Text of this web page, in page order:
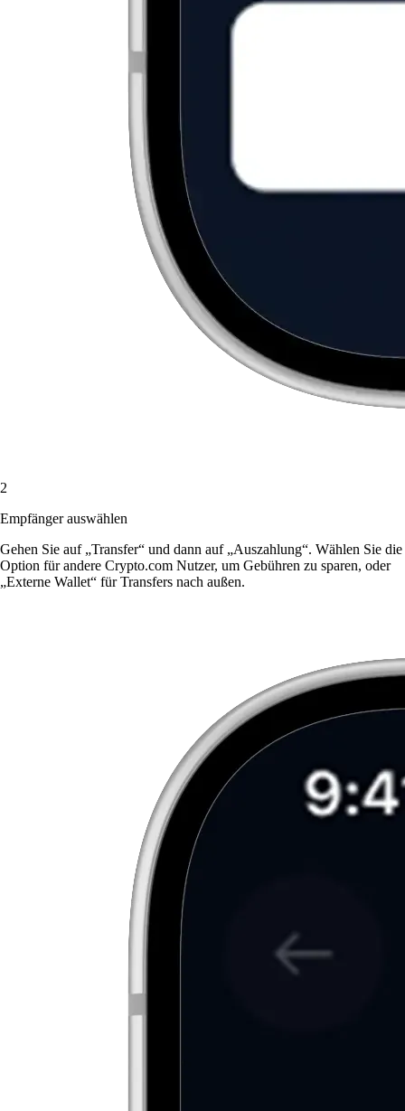
2
Empfänger auswählen
Gehen Sie auf „Transfer“ und dann auf „Auszahlung“. Wählen Sie die
Option für andere Crypto.com Nutzer, um Gebühren zu sparen, oder
„Externe Wallet“ für Transfers nach außen.